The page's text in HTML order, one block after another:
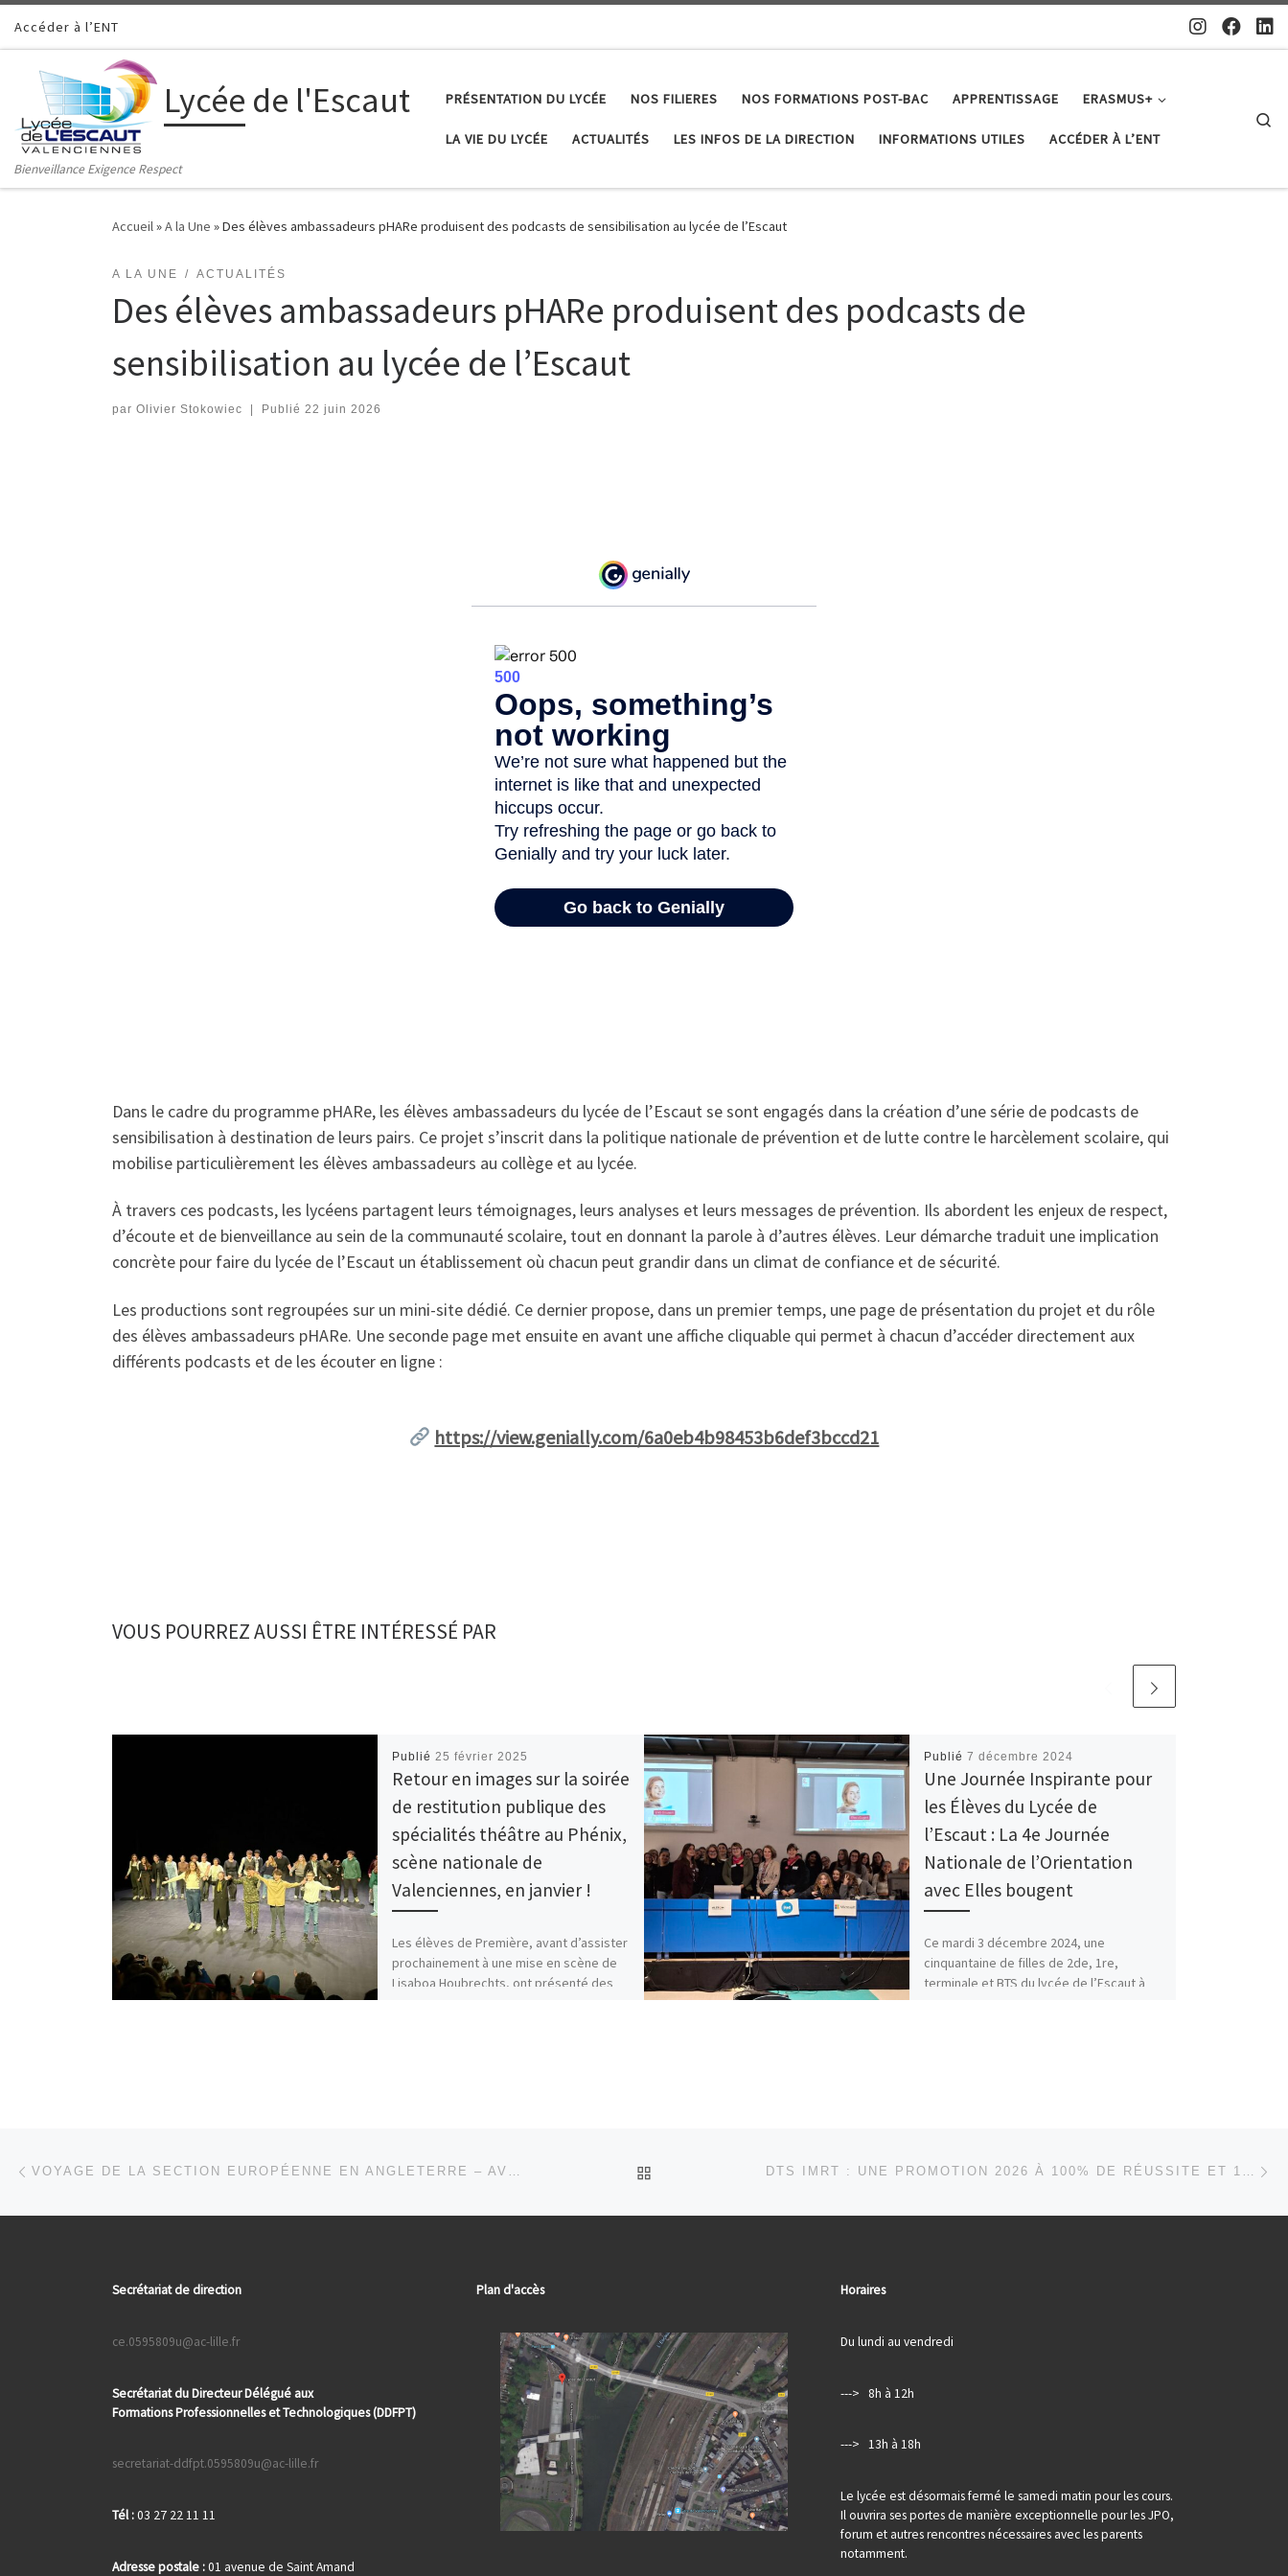
Passer au contenu
Accéder à l’ENT
Lycée de l'Escaut
Bienveillance Exigence Respect
PRÉSENTATION DU LYCÉE NOS FILIERES NOS FORMATIONS POST-BAC APPRENTISSAGE ERASMUS+
LA VIE DU LYCÉE ACTUALITÉS LES INFOS DE LA DIRECTION INFORMATIONS UTILES ACCÉDER À L’ENT
Accueil»A la Une »Des élèves ambassadeurs pHARe produisent des podcasts de sensibilisation au lycée de l’Escaut
A LA UNE ACTUALITÉS
Des élèves ambassadeurs pHARe produisent des podcasts de
sensibilisation au lycée de l’Escaut
par Olivier Stokowiec Publié 22 juin 2026
Dans le cadre du programme pHARe, les élèves ambassadeurs du lycée de l’Escaut se sont engagés dans la création d’une série de podcasts de
sensibilisation à destination de leurs pairs. Ce projet s’inscrit dans la politique nationale de prévention et de lutte contre le harcèlement scolaire, qui
mobilise particulièrement les élèves ambassadeurs au collège et au lycée.
À travers ces podcasts, les lycéens partagent leurs témoignages, leurs analyses et leurs messages de prévention. Ils abordent les enjeux de respect,
d’écoute et de bienveillance au sein de la communauté scolaire, tout en donnant la parole à d’autres élèves. Leur démarche traduit une implication
concrète pour faire du lycée de l’Escaut un établissement où chacun peut grandir dans un climat de confiance et de sécurité.
Les productions sont regroupées sur un mini-site dédié. Ce dernier propose, dans un premier temps, une page de présentation du projet et du rôle
des élèves ambassadeurs pHARe. Une seconde page met ensuite en avant une affiche cliquable qui permet à chacun d’accéder directement aux
différents podcasts et de les écouter en ligne :
https://view.genially.com/6a0eb4b98453b6def3bccd21
VOUS POURREZ AUSSI ÊTRE INTÉRESSÉ PAR
Publié 25 février 2025
Retour en images sur la soirée
de restitution publique des
spécialités théâtre au Phénix,
scène nationale de
Valenciennes, en janvier !
Les élèves de Première, avant d’assister
prochainement à une mise en scène de
Lisaboa Houbrechts, ont présenté des
Publié 7 décembre 2024
Une Journée Inspirante pour
les Élèves du Lycée de
l’Escaut : La 4e Journée
Nationale de l’Orientation
avec Elles bougent
Ce mardi 3 décembre 2024, une
cinquantaine de filles de 2de, 1re,
terminale et BTS du lycée de l’Escaut à
Parcourir les articles VOYAGE DE LA SECTION EUROPÉENNE EN ANGLETERRE – AVRIL 2026 RETOUR À LA LISTE DES ARTICLES DTS IMRT : UNE PROMOTION 2026 À 100% DE RÉUSSITE ET 100% D’EMPLOI
Secrétariat de direction
ce.0595809u@ac-lille.fr
Secrétariat du Directeur Délégué aux
FormationsProfessionnelles et Technologiques (DDFPT)
secretariat-ddfpt.0595809u@ac-lille.fr
Tél :03 27 22 11 11
Adresse postale :01 avenue de Saint Amand
Plan d'accès Horaires
Du lundi au vendredi
---> 8h à 12h
---> 13h à 18h
Le lycée est désormais fermé le samedi matin pour les cours.
Il ouvrira ses portes de manière exceptionnelle pour les JPO,
forum et autres rencontres nécessaires avec les parents
notamment.